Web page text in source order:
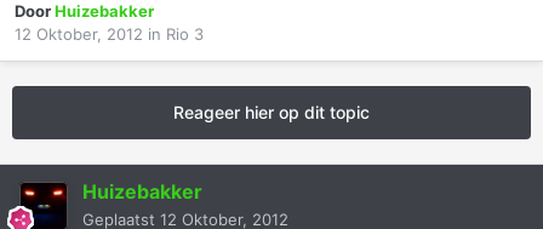
DoorHuizebakker
12 Oktober, 2012 in Rio 3
Reageer hier op dit topic
Huizebakker
Geplaatst 12 Oktober, 2012